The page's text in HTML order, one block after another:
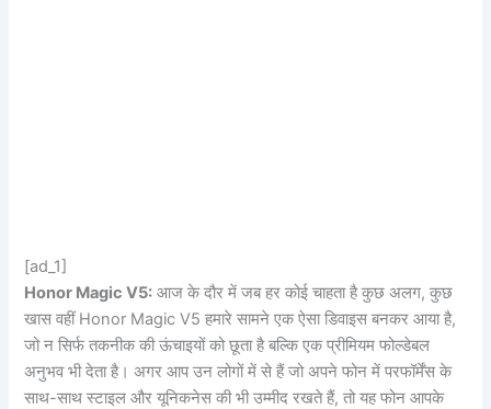
[ad_1]
Honor Magic V5: आज के दौर में जब हर कोई चाहता है कुछ अलग, कुछ
खास वहीं Honor Magic V5 हमारे सामने एक ऐसा डिवाइस बनकर आया है,
जो न सिर्फ तकनीक की ऊंचाइयों को छूता है बल्कि एक प्रीमियम फोल्डेबल
अनुभव भी देता है। अगर आप उन लोगों में से हैं जो अपने फोन में परफॉर्मेंस के
साथ-साथ स्टाइल और यूनिकनेस की भी उम्मीद रखते हैं, तो यह फोन आपके